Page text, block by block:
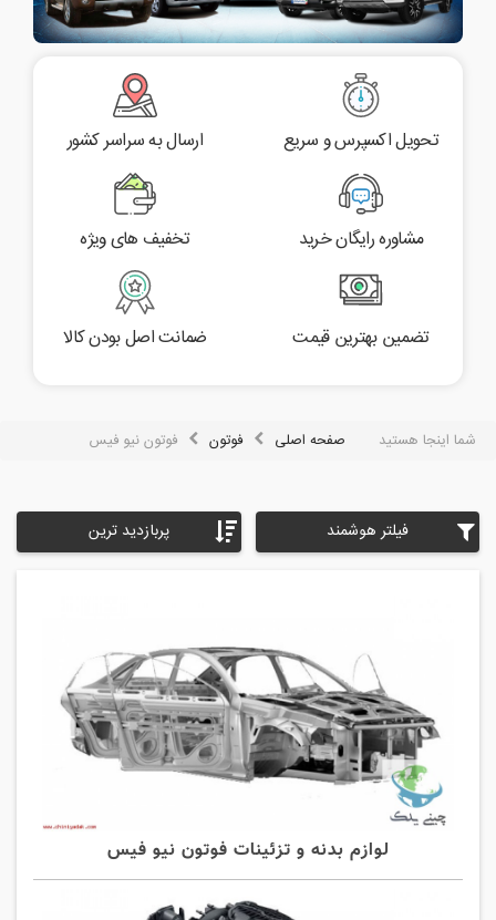
تحویل اکسپرس و سریع ارسال به سراسر کشور
مشاوره رایگان خرید تخفیف های ویژه
تضمین بهترین قیمت ضمانت اصل بودن کالا
شما اینجا هستید صفحه اصلی فوتون فوتون نیو فیس
فیلتر هوشمند پربازدید ترین
لوازم بدنه و تزئینات فوتون نیو فیس